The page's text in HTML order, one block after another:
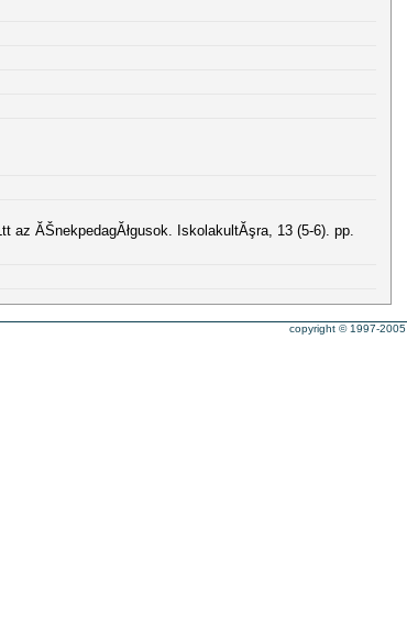
az ĂŠnekpedagĂłgusok. IskolakultĂşra, 13 (5-6). pp.
copyright © 1997-2005